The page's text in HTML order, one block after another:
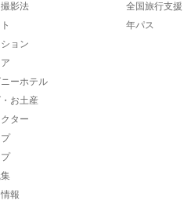
影法
ョン
ーホテル
お土産
ター
報
全国旅行支援
年パス